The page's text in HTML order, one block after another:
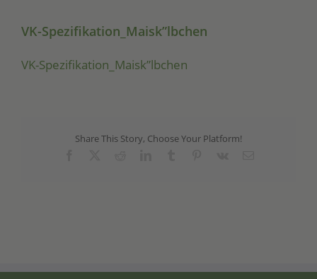
VK-Spezifikation_Maisk”lbchen
VK-Spezifikation_Maisk”lbchen
Share This Story, Choose Your Platform!